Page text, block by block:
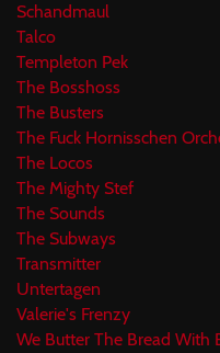
Schandmaul
Talco
Templeton Pek
The Bosshoss
The Busters
The Fuck Hornisschen
The Locos
The Mighty Stef
The Sounds
The Subways
Transmitter
Untertagen
Valerie's Frenzy
We Butter The Bread With